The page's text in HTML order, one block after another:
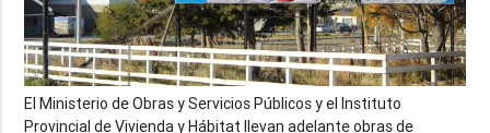
El Ministerio de Obras y Servicios Públicos y el Instituto
Provincial de Vivienda y Hábitat llevan adelante obras de